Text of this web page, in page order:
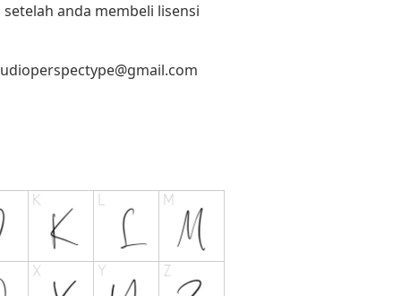
anda membeli lisensi